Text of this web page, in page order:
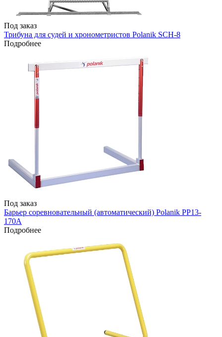
Под заказ
Трибуна для судей и хронометристов Polanik SCH-8
Подробнее
Под заказ
Барьер соревновательный (автоматический) Polanik PP13-
170A
Подробнее